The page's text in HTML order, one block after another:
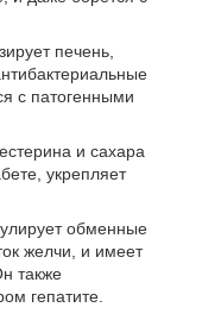
печень,
с патогенными
и сахара
укрепляет
обменные
желчи, и имеет
также
гепатите.